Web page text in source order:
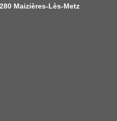
Maizières-Lès-Metz